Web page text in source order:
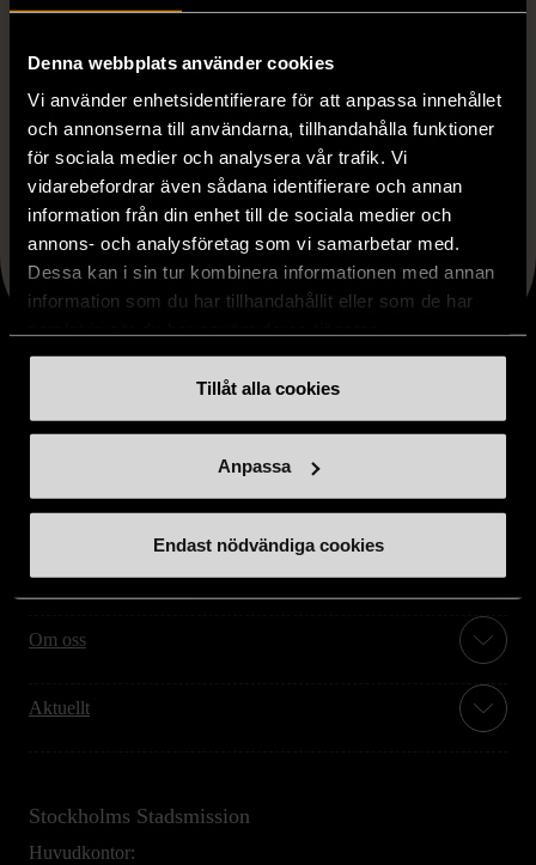
Denna webbplats använder cookies
Vi använder enhetsidentifierare för att anpassa innehållet
och annonserna till användarna, tillhandahålla funktioner
för sociala medier och analysera vår trafik. Vi
vidarebefordrar även sådana identifierare och annan
information från din enhet till de sociala medier och
annons- och analysföretag som vi samarbetar med.
Dessa kan i sin tur kombinera informationen med annan
information som du har tillhandahållit eller som de har
Tillåt alla cookies
Anpassa
Endast nödvändiga cookies
Dela artikeln X
Stöd oss
Hitta till oss
Handla second hand online
Om oss
Aktuellt
Stockholms Stadsmission
Huvudkontor: